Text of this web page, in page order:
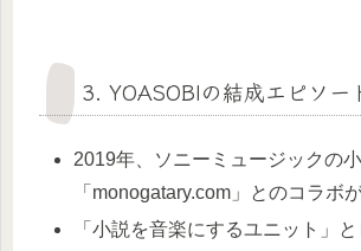
3. YOASOBIの結成エピソー
2019年、ソニーミュージックの
「monogatary.com」とのコラボ
「小説を音楽にするユニット」と